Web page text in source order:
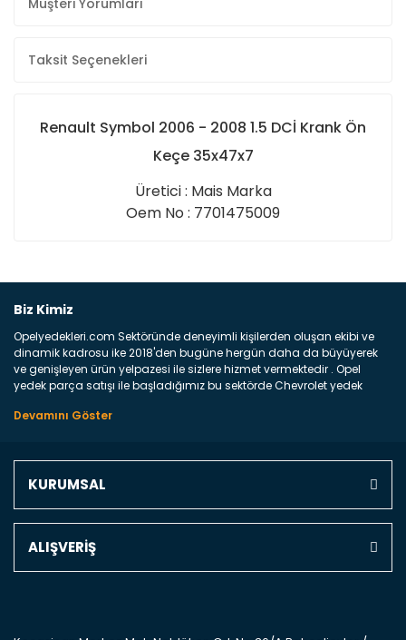
Taksit Seçenekleri
Renault Symbol 2006 - 2008 1.5 DCİ Krank Ön
Keçe 35x47x7
Üretici : Mais Marka
Oem No : 7701475009
Yorum Yaz
Biz Kimiz
Opelyedekleri.com Sektöründe deneyimli kişilerden oluşan ekibi ve
dinamik kadrosu ike 2018'den bugüne hergün daha da büyüyerek
ve genişleyen ürün yelpazesi ile sizlere hizmet vermektedir . Opel
yedek parça satışı ile başladığımız bu sektörde Chevrolet yedek
marka araçların ve FCA Grubun Fiat ve Alfa Romeo yedek parça
Türkiyenin 4 bir yanına ve uluslarası dünyanın dört bir yanına
parça gelebilir ancak bunları biraz toparlarsak aşağıda belirttiğimiz
KURUMSAL
ALIŞVERİŞ